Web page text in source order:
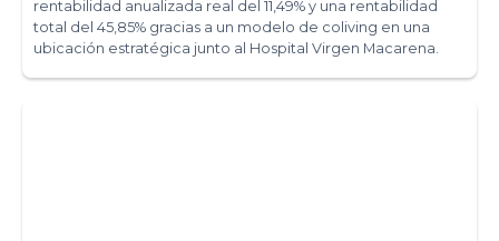
rentabilidad anualizada real del 11,49% y una rentabilidad
total del 45,85% gracias a un modelo de coliving en una
ubicación estratégica junto al Hospital Virgen Macarena.